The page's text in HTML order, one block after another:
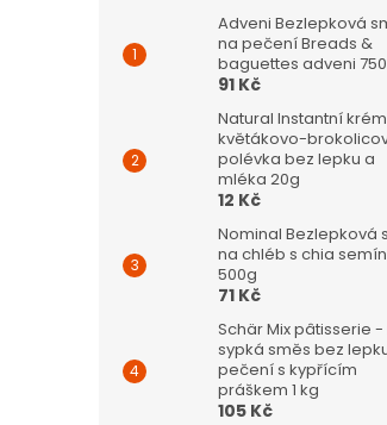
Adveni Bezlepková
na pečení Breads &
baguettes adveni
91 Kč
Natural Instantní
květákovo-
polévka bez lepku a
mléka 20g
12 Kč
Nominal Bezlepková
na chléb s chia
500g
71 Kč
Schär Mix pâtisserie -
sypká směs bez
pečení s kypřícím
práškem 1 kg
105 Kč